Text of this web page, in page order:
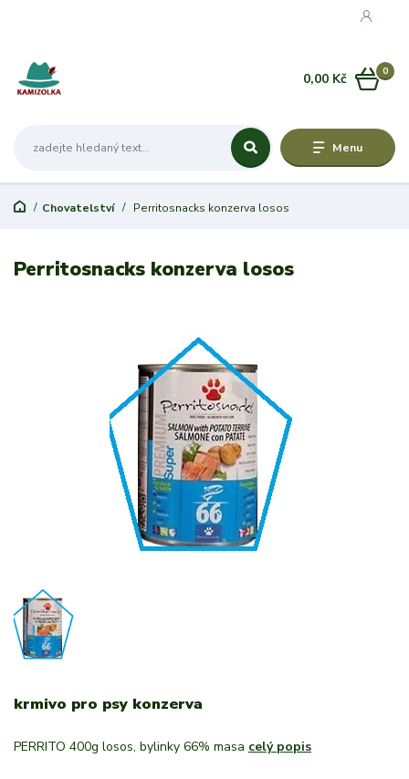
Menu
0
0,00 Kč
Chovatelství Perritosnacks konzerva losos
Perritosnacks konzerva losos
krmivo pro psy konzerva
PERRITO 400g losos, bylinky 66% masa celý popis